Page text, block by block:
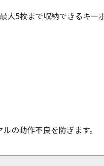
5枚まで収納できるキー
の動作不良を防ぎます。